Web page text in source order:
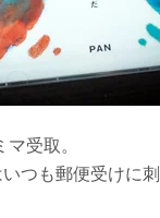
マ受取。
つも郵便受けに